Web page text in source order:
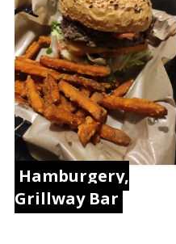
Hamburgery,
Grillway Bar